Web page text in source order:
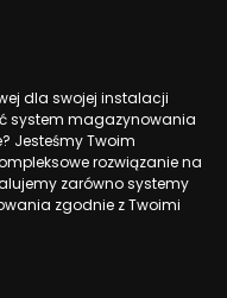
dla swojej instalacji
system magazynowania
Jesteśmy Twoim
rozwiązanie na
zarówno systemy
zgodnie z Twoimi